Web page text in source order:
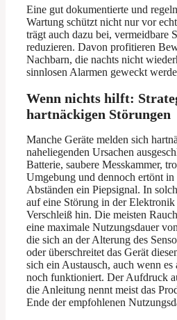
Eine gut dokumentierte und
Wartung schützt nicht nur vor
trägt auch dazu bei, vermeidbare
reduzieren. Davon profitieren
Nachbarn, die nachts nicht
sinnlosen Alarmen geweckt
Wenn nichts hilft:
hartnäckigen Störungen
Manche Geräte melden sich
naheliegenden Ursachen
Batterie, saubere Messkammer,
Umgebung und dennoch ertönt in
Abständen ein Piepsignal. In
auf eine Störung in der Elektronik
Verschleiß hin. Die meisten
eine maximale Nutzungsdauer
die sich an der Alterung des
oder überschreitet das Gerät
sich ein Austausch, auch wenn
noch funktioniert. Der Aufdruck
die Anleitung nennt meist das
Ende der empfohlenen